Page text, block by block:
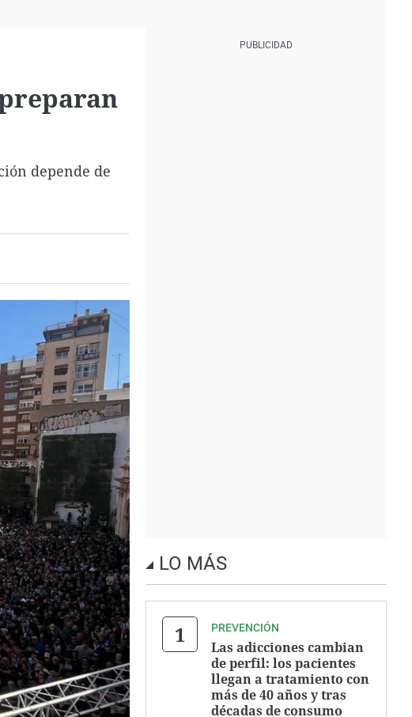
depende de
LO MÁS
PREVENCIÓN
Las adicciones cambian
de perfil: los pacientes
llegan a tratamiento con
más de 40 años y tras
décadas de consumo